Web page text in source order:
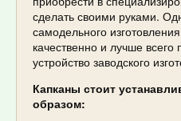
сделать своими руками.
самодельного
качественно и лучше всего
устройство заводского
Капканы стоит
образом: